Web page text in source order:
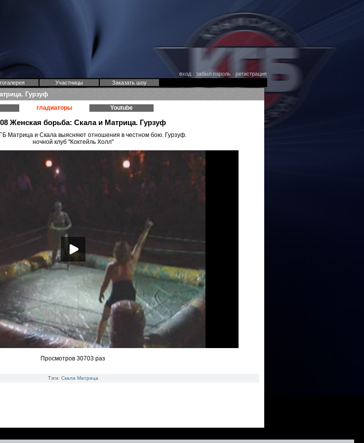
вход· забыл пароль· регистрация
Участницы Заказать шоу
Гурзуф
гладиаторы Youtube
Женская борьба: Скала и Матрица. Гурзуф
Матрица и Скала выясняют отношения в честном бою. Гурзуф.
ночной клуб "Коктейль Холл"
Просмотров 30703 раз
Тэги: Скала Матрица